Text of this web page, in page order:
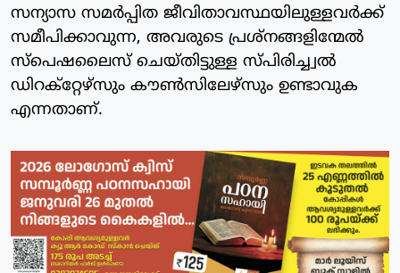
സന്യാസ സമർപ്പിത ജീവിതാവസ്ഥയിലുള്ളവർക്ക്
സമീപിക്കാവുന്ന, അവരുടെ പ്രശ്നങ്ങളിന്മേൽ
സ്പെഷലൈസ് ചെയ്തിട്ടുള്ള സ്പിരിച്ച്വൽ
ഡിറക്റ്റേഴ്‌സും കൗൺസിലേഴ്സും ഉണ്ടാവുക
എന്നതാണ്.